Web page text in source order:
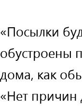
«Посылки
обустроены
дома, как
«Нет причин